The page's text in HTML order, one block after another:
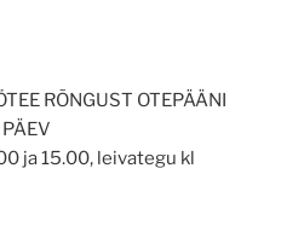
RÕNGUST OTEPÄÄNI
ja 15.00, leivategu kl